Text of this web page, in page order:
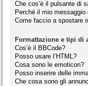
Che cos’è il pulsante di
Perché il mio
Come faccio a spostare
Formattazione e tipi di
Cos’è il BBCode?
Posso usare l’HTML?
Cosa sono le emoticon?
Posso inserire delle
Che cosa sono gli